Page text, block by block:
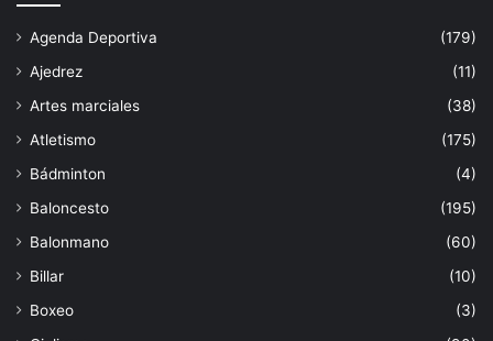
Agenda Deportiva
(179)
Ajedrez
(11)
Artes marciales
(38)
Atletismo
(175)
Bádminton
(4)
Baloncesto
(195)
Balonmano
(60)
Billar
(10)
Boxeo
(3)